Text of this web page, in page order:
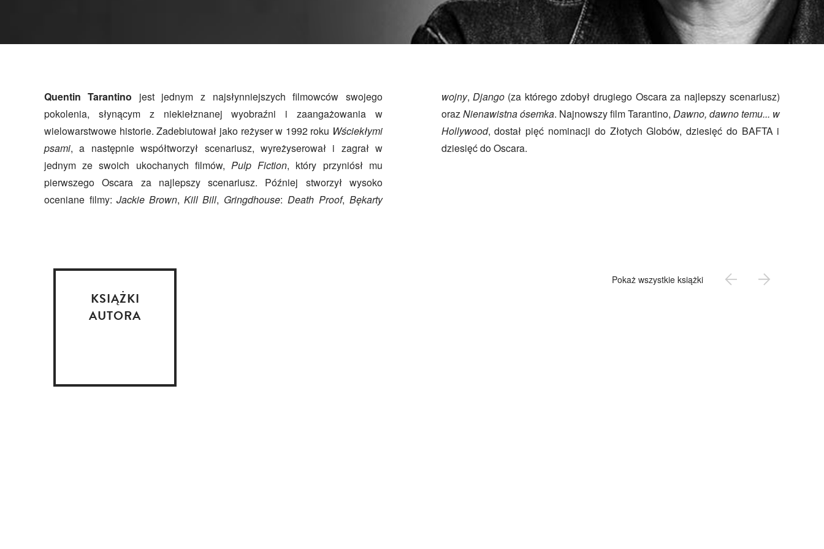
Quentin Tarantino jest jednym z najsłynniejszych filmowców swojego
pokolenia, słynącym z niekiełznanej wyobraźni i zaangażowania w
wielowarstwowe historie. Zadebiutował jako reżyser w 1992 roku Wściekłymi
psami, a następnie współtworzył scenariusz, wyreżyserował i zagrał w
jednym ze swoich ukochanych filmów, Pulp Fiction, który przyniósł mu
pierwszego Oscara za najlepszy scenariusz. Później stworzył wysoko
oceniane filmy: Jackie Brown, Kill Bill, Gringdhouse: Death Proof, Bękarty
wojny, Django(za którego zdobył drugiego Oscara za najlepszy scenariusz)
orazNienawistna ósemka. Najnowszy film Tarantino, Dawno, dawno temu... w
Hollywood, dostał pięć nominacji do Złotych Globów, dziesięć do BAFTA i
dziesięć do Oscara.
KSIĄŻKI
AUTORA
Pokaż wszystkie książki